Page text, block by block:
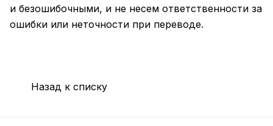
и безошибочными, и не несем ответственности за
ошибки или неточности при переводе.
Назад к списку